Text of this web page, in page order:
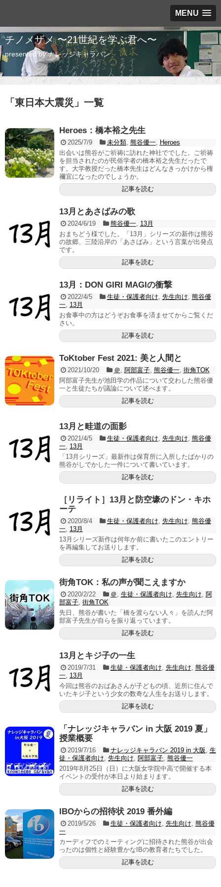
MENU
チノメザメ 〜21世紀を学ぶ君へ〜
presented by ナレッジキャラバン
「 東日本大震災 」 一覧
Heroes：橋本裕之先生
2025/7/9 未分類, 熊谷優一,
Heroes
出会いは熊谷がご祈祷に訪れた神社ででした。ご祈祷
を担当されたのが民俗学者の橋本裕之先生だったで
す。大学教授だった橋本先生はどんなきっかけから権
禰宜になったのでしょうか。
記事を読む
13月とあさばみの歌
2024/6/19 熊谷優一, 13月
おまちどう様でした。「13月」シリーズの新作は熊谷
の故郷、三陸沿岸の「あさばみ」という言葉が出発点
です。
記事を読む
13月：DON GIRI MAGIの衝撃
2022/4/5 生徒・保護者向け 先生向け 熊谷優
一 13月
お食事中の方はどうぞお食事を済ませてからご覧くだ
さい。
記事を読む
ToKtober Fest 2021: 美と人間と
2021/10/20 ＠ 阿部富子, 熊谷優一, 街角TOK
阿部富子先生が池田学の作品について交わした熊谷優
一と生徒たちが議論について述べます。
記事を読む
13月と畦道の面影
2021/4/5 生徒・保護者向け 先生向け 熊谷優
一 13月
「13月シリーズ」最新作は保育所に入所したばかりの
熊谷がしでかした一件について書いています。
記事を読む
［リライト］13月と防空壕のドン・キホ
ーテ
2020/8/4 生徒・保護者向け 先生向け 熊谷優
一 13月
13月シリーズ新作は何年か前に書いたこのエントリー
を再編集してお送りします。
記事を読む
街角TOK：私の声が聞こえますか
2020/2/22 ＠ 生徒・保護者向け 先生向け
阿
部富子 街角TOK
先日、熊谷が書いた「橋を渡らない人々」を読んだ阿
部富子先生が自らを振り返っています。
記事を読む
13月とキジ子の一生
2019/7/31 生徒・保護者向け 先生向け 熊谷優
一 13月
今回は熊谷のおばあさんが子どもの頃、近所に住んで
いたキジ子という少女の数奇な人生をお送りします。
記事を読む
「ナレッジキャラバン in 大阪 2019 夏」
授業概要
2019/7/16 ナレッジキャラバン 2019 in 大阪 生
徒・保護者向け 先生向け 阿部富子 熊谷優一
2019年8月25日（日）に大阪女学院中高で開催する本
イベントの受付が本日より始まります。
記事を読む
IBOからの招待状 2019 番外編
2019/5/26 生徒・保護者向け 先生向け 熊谷優
一
カーディフでのミーティングに招待された熊谷が出会
ったのは個性と経験豊かなIBの教育者たちでした。
記事を読む